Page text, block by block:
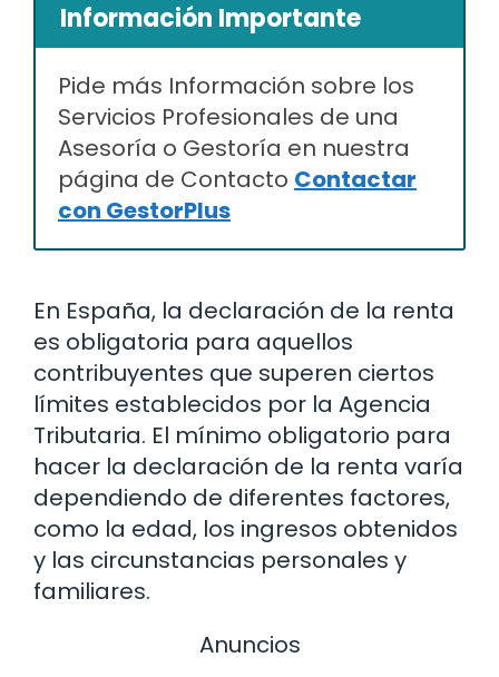
Información Importante
Pide más Información sobre los
Servicios Profesionales de una
Asesoría o Gestoría en nuestra
página de Contacto Contactar
con GestorPlus
En España, la declaración de la renta
es obligatoria para aquellos
contribuyentes que superen ciertos
límites establecidos por la Agencia
Tributaria. El mínimo obligatorio para
hacer la declaración de la renta varía
dependiendo de diferentes factores,
como la edad, los ingresos obtenidos
y las circunstancias personales y
familiares.
Anuncios